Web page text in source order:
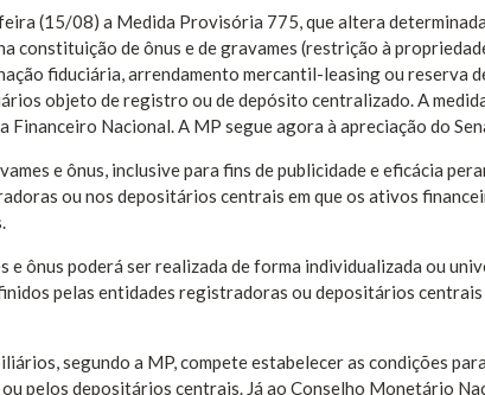
(15/08) a Medida Provisória 775, que altera
constituição de ônus e de gravames (restrição à
fiduciária, arrendamento mercantil-leasing ou reserva
objeto de registro ou de depósito centralizado. A
Nacional. A MP segue agora à apreciação do
e ônus, inclusive para fins de publicidade e eficácia
ou nos depositários centrais em que os ativos
e ônus poderá ser realizada de forma individualizada ou
pelas entidades registradoras ou depositários
segundo a MP, compete estabelecer as condições
pelos depositários centrais. Já ao Conselho Monetário